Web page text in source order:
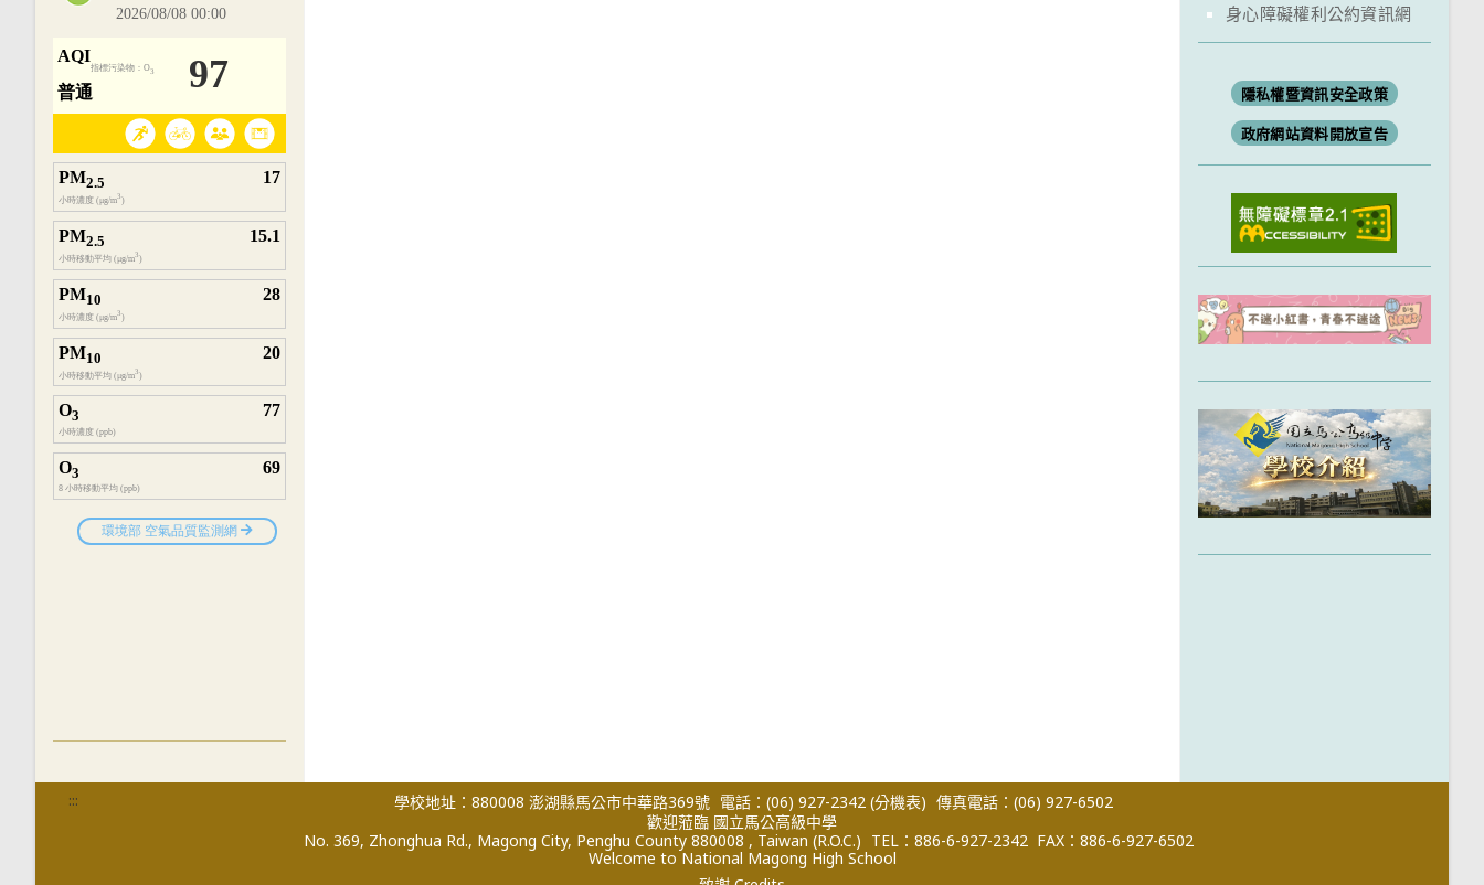
身心障礙權利公約資訊網
隱私權暨資訊安全政策
政府網站資料開放宣告
::: 學校地址：880008 澎湖縣馬公市中華路369號 電話：(06) 927-2342 (分機表) 傳真電話：(06) 927-6502
歡迎蒞臨 國立馬公高級中學
No. 369, Zhonghua Rd., Magong City, Penghu County 880008 , Taiwan (R.O.C.) TEL：886-6-927-2342 FAX：886-6-927-6502
Welcome to National Magong High School